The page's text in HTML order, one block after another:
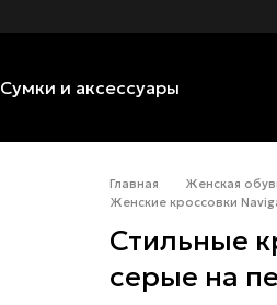
Сумки и аксессуары
Главная Женская
Женские кроссовки
Стильные
серые на